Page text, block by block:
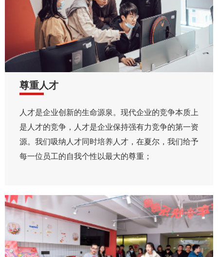
尊重人才
人才是企业创新的生命源泉。现代企业的竞争本质上
是人才的竞争，人才是企业保持强有力竞争的第一资
源。我们吸纳人才同时培养人才，在夏尔，我们给予
每一位员工的自我个性以最大的尊重；